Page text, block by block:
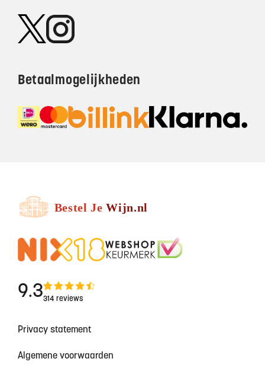
Betaalmogelijkheden
9.3314 reviews
Privacy statement
Algemene voorwaarden